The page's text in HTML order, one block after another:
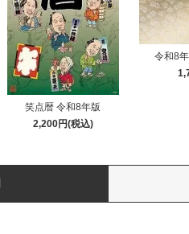
笑点暦 令和8年版
2,200円(税込)
令和8